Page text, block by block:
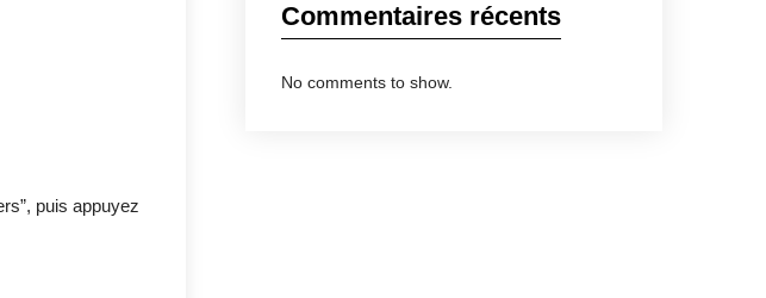
puis appuyez
Commentaires récents
No comments to show.